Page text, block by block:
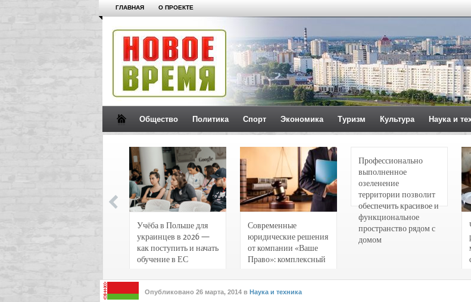
ГЛАВНАЯ О ПРОЕКТЕ
Общество Политика Спорт Экономика Туризм Культура Наука и
Учёба в Польше для
украинцев в 2026 —
как поступить и начать
обучение в ЕС
Современные
юридические решения
от компании «Ваше
Право»: комплексный
интересов клиентов
Профессионально
выполненное
озеленение
территории позволит
обеспечить красивое и
функциональное
пространство рядом с
домом
Опубликовано 26 марта, 2014 в Наука и техника